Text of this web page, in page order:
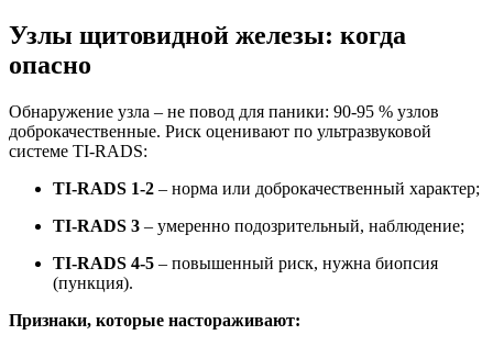
Узлы щитовидной железы: когда
опасно
Обнаружение узла – не повод для паники: 90-95 % узлов
доброкачественные. Риск оценивают по ультразвуковой
системе TI-RADS:
TI-RADS 1-2 – норма или доброкачественный характер;
TI-RADS 3 – умеренно подозрительный, наблюдение;
TI-RADS 4-5 – повышенный риск, нужна биопсия
(пункция).
Признаки, которые настораживают: